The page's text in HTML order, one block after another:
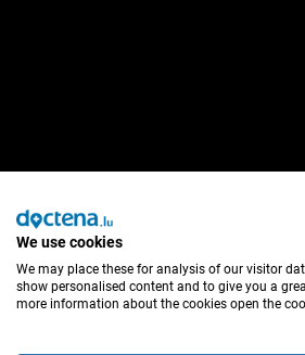
We use cookies
We may place these for analysis of our visitor
show personalised content and to give you a
more information about the cookies open the